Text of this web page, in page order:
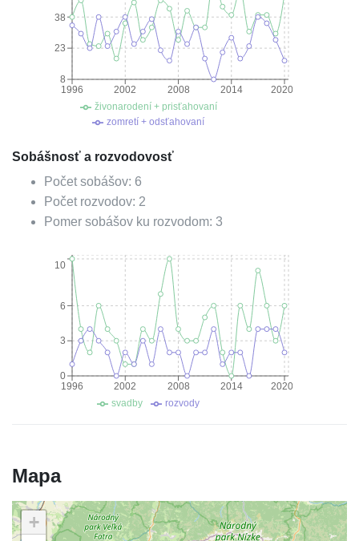
1996 2002 2008 2014 2020
8
23
38
živonarodení + prisťahovaní
zomretí + odsťahovaní
Sobášnosť a rozvodovosť
Počet sobášov: 6
Počet rozvodov: 2
Pomer sobášov ku rozvodom: 3
1996 2002 2008 2014 2020
0
3
6
10
svadby rozvody
Mapa
+